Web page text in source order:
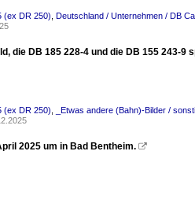
(ex DR 250) Deutschland / Unternehmen / DB
die DB 185 228-4 und die DB 155 243-
(ex DR 250) _Etwas andere (Bahn)-Bilder /
2025 um in Bad Bentheim. 